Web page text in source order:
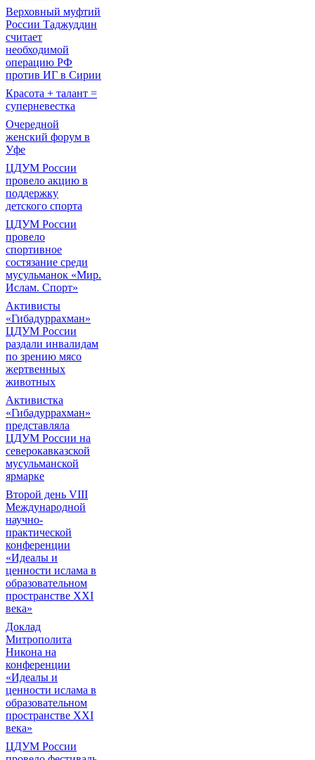
Верховный муфтий
России Таджуддин
считает
необходимой
операцию РФ
против ИГ в Сирии
Красота + талант =
суперневестка
Очередной
женский форум в
Уфе
ЦДУМ России
провело акцию в
поддержку
детского спорта
ЦДУМ России
провело
спортивное
состязание среди
мусульманок «Мир.
Ислам. Спорт»
Активисты
«Гибадуррахман»
ЦДУМ России
раздали инвалидам
по зрению мясо
жертвенных
животных
Активистка
«Гибадуррахман»
представляла
ЦДУМ России на
северокавказской
мусульманской
ярмарке
Второй день VIII
Международной
научно-
практической
конференции
«Идеалы и
ценности ислама в
образовательном
пространстве XXI
века»
Доклад
Митрополита
Никона на
конференции
«Идеалы и
ценности ислама в
образовательном
пространстве XXI
века»
ЦДУМ России